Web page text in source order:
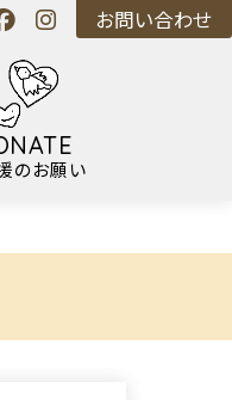
のお願い
お問い合わせ